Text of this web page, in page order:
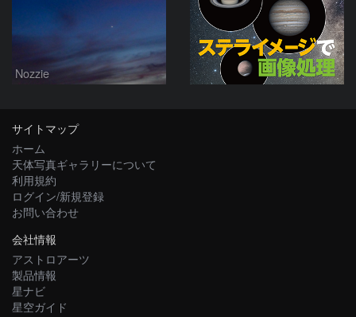
Nozzie
サイトマップ
ホーム
天体写真ギャラリーについて
利用規約
ログイン/新規登録
お問い合わせ
会社情報
アストロアーツ
製品情報
星ナビ
星空ガイド